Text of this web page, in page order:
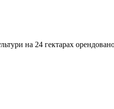
на 24 гектарах